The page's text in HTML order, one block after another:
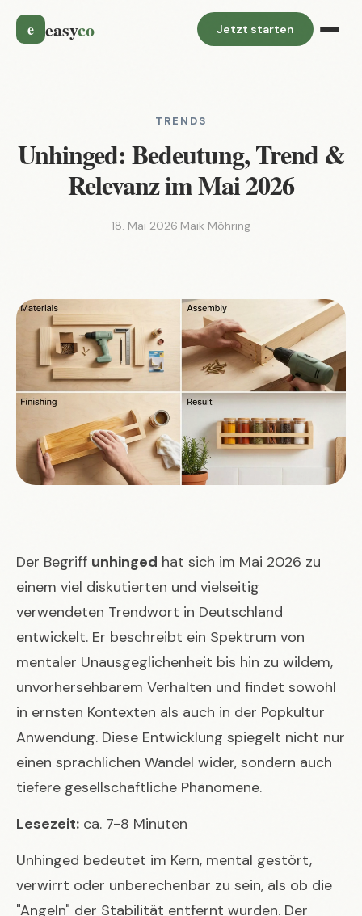
e easyco Jetzt starten
TRENDS
Unhinged: Bedeutung, Trend &
Relevanz im Mai 2026
18. Mai 2026·Maik Möhring
Der Begriff unhinged hat sich im Mai 2026 zu
einem viel diskutierten und vielseitig
verwendeten Trendwort in Deutschland
entwickelt. Er beschreibt ein Spektrum von
mentaler Unausgeglichenheit bis hin zu wildem,
unvorhersehbarem Verhalten und findet sowohl
in ernsten Kontexten als auch in der Popkultur
Anwendung. Diese Entwicklung spiegelt nicht nur
einen sprachlichen Wandel wider, sondern auch
tiefere gesellschaftliche Phänomene.
Lesezeit: ca. 7-8 Minuten
Unhinged bedeutet im Kern, mental gestört,
verwirrt oder unberechenbar zu sein, als ob die
"Angeln" der Stabilität entfernt wurden. Der